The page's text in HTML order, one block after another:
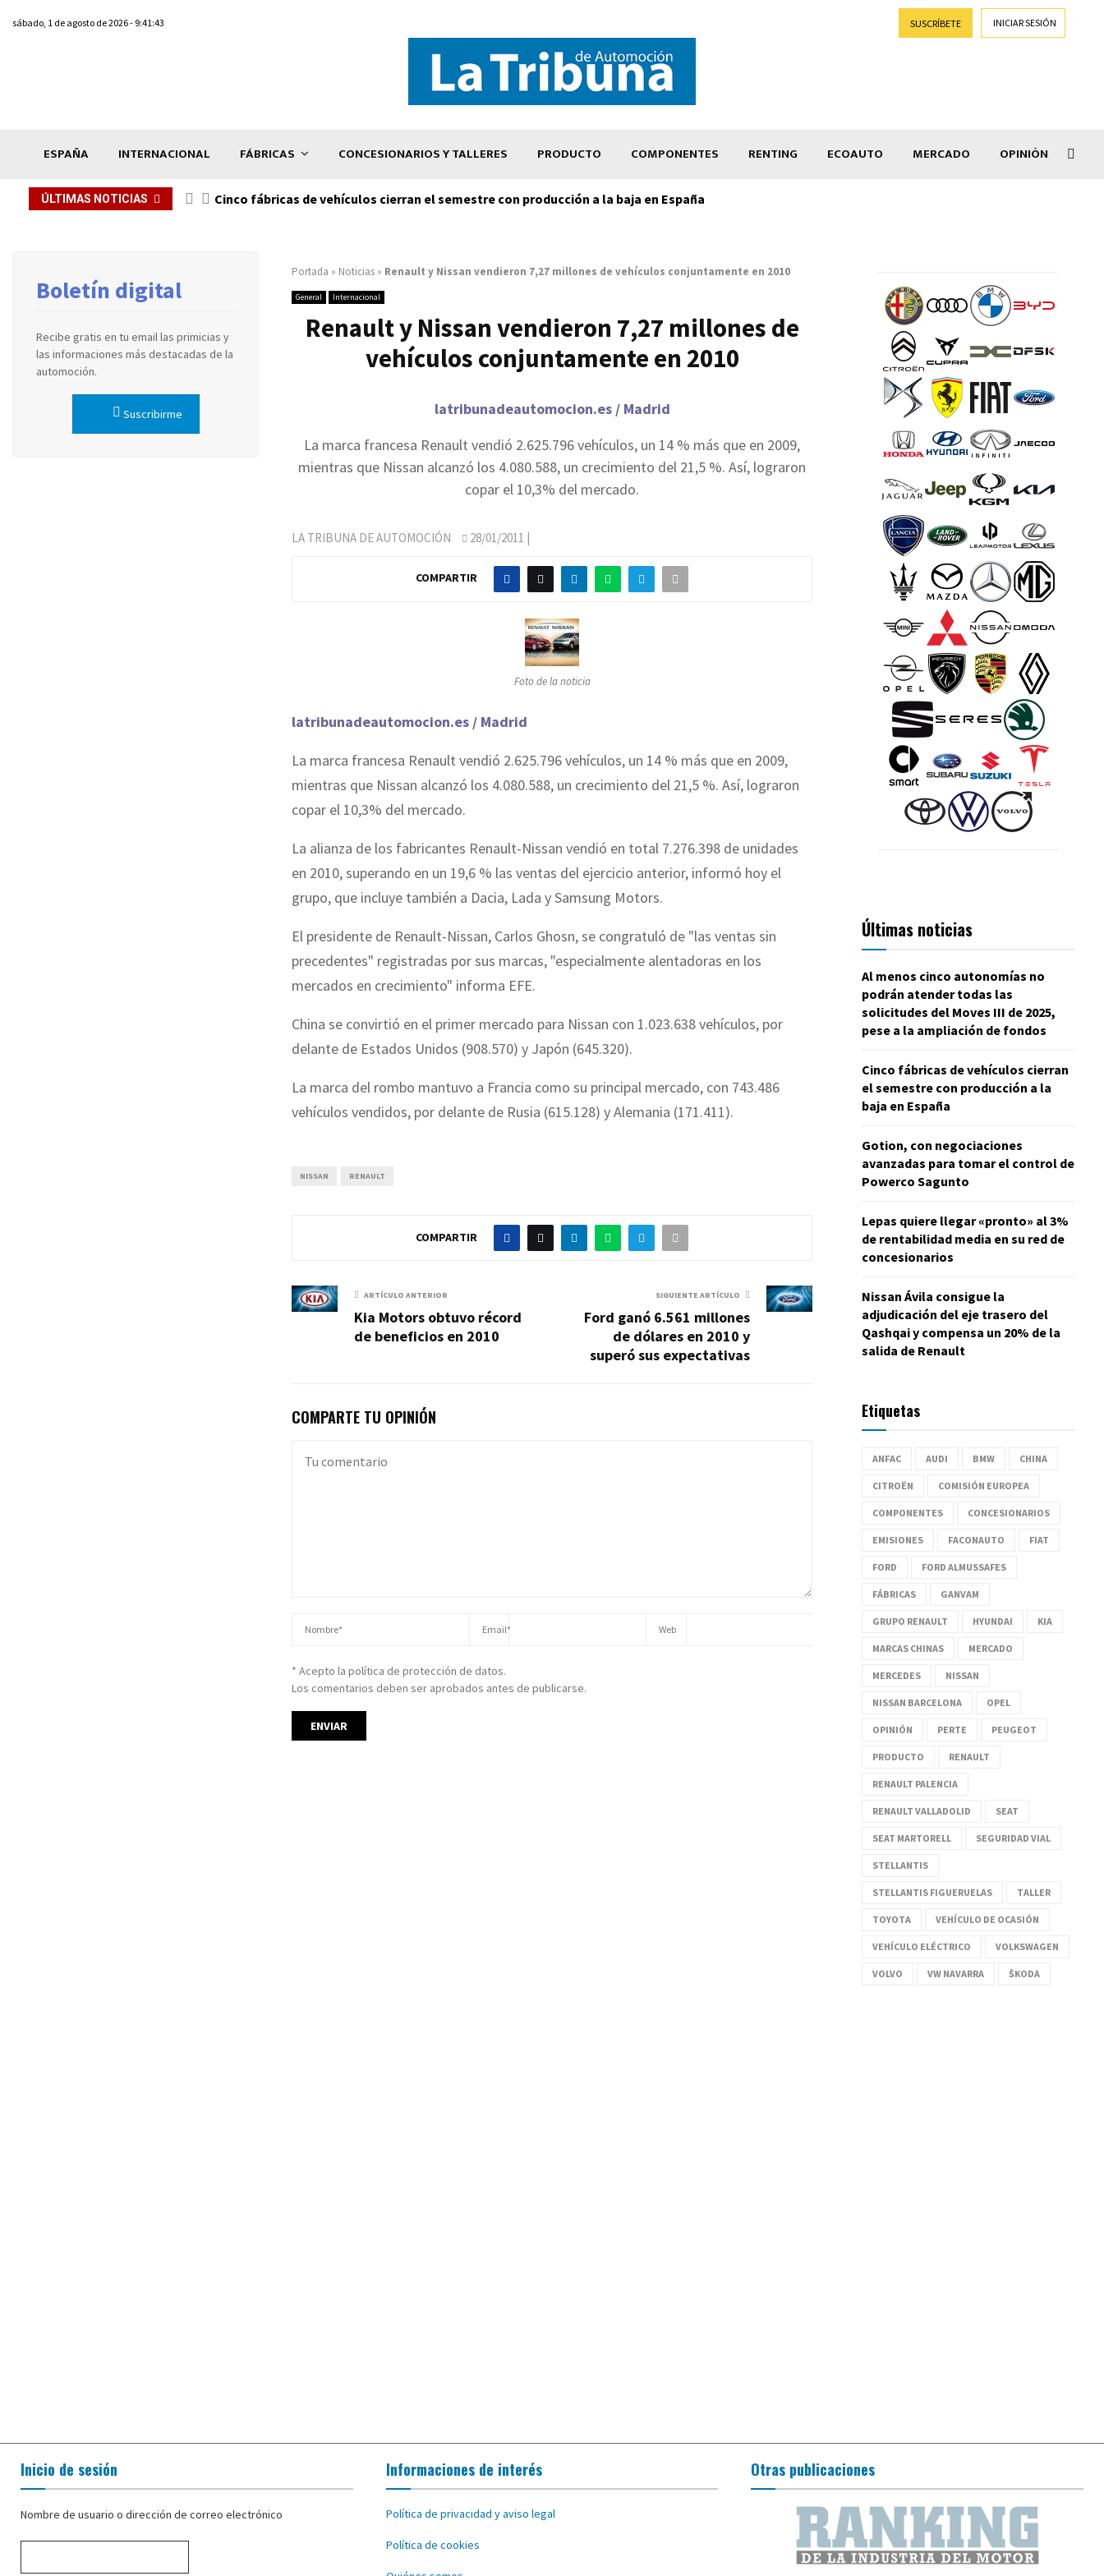
sábado, 1 de agosto de 2026 - 9:41:43 SUSCRÍBETE INICIAR SESIÓN
ESPAÑA INTERNACIONAL FÁBRICAS CONCESIONARIOS Y TALLERES PRODUCTO COMPONENTES RENTING ECOAUTO MERCADO OPINIÓN
ÚLTIMAS NOTICIAS Cinco fábricas de vehículos cierran el semestre con producción a la baja en España
Portada » Noticias » Renault y Nissan vendieron 7,27 millones de vehículos conjuntamente en 2010
General Internacional
Renault y Nissan vendieron 7,27 millones de
vehículos conjuntamente en 2010
latribunadeautomocion.es / Madrid
La marca francesa Renault vendió 2.625.796 vehículos, un 14 % más que en 2009,
mientras que Nissan alcanzó los 4.080.588, un crecimiento del 21,5 %. Así, lograron
copar el 10,3% del mercado.
LA TRIBUNA DE AUTOMOCIÓN 28/01/2011 |
COMPARTIR
Foto de la noticia
latribunadeautomocion.es / Madrid
La marca francesa Renault vendió 2.625.796 vehículos, un 14 % más que en 2009,
mientras que Nissan alcanzó los 4.080.588, un crecimiento del 21,5 %. Así, lograron
copar el 10,3% del mercado.
La alianza de los fabricantes Renault-Nissan vendió en total 7.276.398 de unidades
en 2010, superando en un 19,6 % las ventas del ejercicio anterior, informó hoy el
grupo, que incluye también a Dacia, Lada y Samsung Motors.
El presidente de Renault-Nissan, Carlos Ghosn, se congratuló de "las ventas sin
precedentes" registradas por sus marcas, "especialmente alentadoras en los
mercados en crecimiento" informa EFE.
China se convirtió en el primer mercado para Nissan con 1.023.638 vehículos, por
delante de Estados Unidos (908.570) y Japón (645.320).
La marca del rombo mantuvo a Francia como su principal mercado, con 743.486
vehículos vendidos, por delante de Rusia (615.128) y Alemania (171.411).
NISSAN RENAULT
COMPARTIR
ARTÍCULO ANTERIOR
Kia Motors obtuvo récord
de beneficios en 2010
SIGUIENTE ARTÍCULO
Ford ganó 6.561 millones
de dólares en 2010 y
superó sus expectativas
COMPARTE TU OPINIÓN
* Acepto la política de protección de datos.
Los comentarios deben ser aprobados antes de publicarse.
Boletín digital
Recibe gratis en tu email las primicias y
las informaciones más destacadas de la
automoción.
Suscribirme
Últimas noticias
Al menos cinco autonomías no
podrán atender todas las
solicitudes del Moves III de 2025,
pese a la ampliación de fondos
Cinco fábricas de vehículos cierran
el semestre con producción a la
baja en España
Gotion, con negociaciones
avanzadas para tomar el control de
Powerco Sagunto
Lepas quiere llegar «pronto» al 3%
de rentabilidad media en su red de
concesionarios
Nissan Ávila consigue la
adjudicación del eje trasero del
Qashqai y compensa un 20% de la
salida de Renault
Etiquetas
ANFAC AUDI BMW CHINA
CITROËN COMISIÓN EUROPEA
COMPONENTES CONCESIONARIOS
EMISIONES FACONAUTO FIAT
FORD FORD ALMUSSAFES
FÁBRICAS GANVAM
GRUPO RENAULT HYUNDAI KIA
MARCAS CHINAS MERCADO
MERCEDES NISSAN
NISSAN BARCELONA OPEL
OPINIÓN PERTE PEUGEOT
PRODUCTO RENAULT
RENAULT PALENCIA
RENAULT VALLADOLID SEAT
SEAT MARTORELL SEGURIDAD VIAL
STELLANTIS
STELLANTIS FIGUERUELAS TALLER
TOYOTA VEHÍCULO DE OCASIÓN
VEHÍCULO ELÉCTRICO VOLKSWAGEN
VOLVO VW NAVARRA ŠKODA
Inicio de sesión
Nombre de usuario o dirección de correo electrónico
Informaciones de interés
Política de privacidad y aviso legal
Política de cookies
Otras publicaciones